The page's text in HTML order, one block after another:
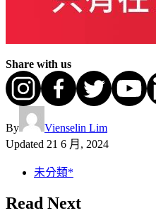
Share with us
By
Vienselin Lim
Updated 21 6 月, 2024
未分類*
Read Next